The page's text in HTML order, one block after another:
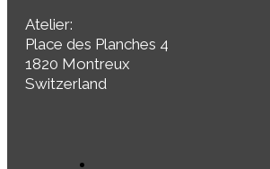
Atelier:
Place des Planches 4
1820 Montreux
Switzerland